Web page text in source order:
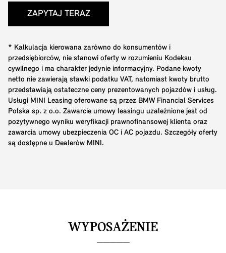
ZAPYTAJ TERAZ
* Kalkulacja kierowana zarówno do konsumentów i
przedsiębiorców, nie stanowi oferty w rozumieniu Kodeksu
cywilnego i ma charakter jedynie informacyjny. Podane kwoty
netto nie zawierają stawki podatku VAT, natomiast kwoty brutto
przedstawiają ostateczne ceny prezentowanych pojazdów i usług.
Usługi MINI Leasing oferowane są przez BMW Financial Services
Polska sp. z o.o. Zawarcie umowy leasingu uzależnione jest od
pozytywnego wyniku weryfikacji prawnofinansowej klienta oraz
zawarcia umowy ubezpieczenia OC i AC pojazdu. Szczegóły oferty
są dostępne u Dealerów MINI.
WYPOSAŻENIE